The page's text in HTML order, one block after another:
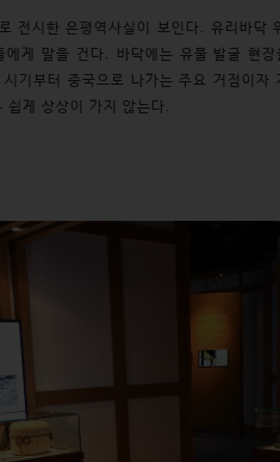
전시한 은평역사실이 보인다. 유리바닥
에게 말을 건다. 바닥에는 유물 발굴 현
기부터 중국으로 나가는 주요 거점이
쉽게 상상이 가지 않는다.